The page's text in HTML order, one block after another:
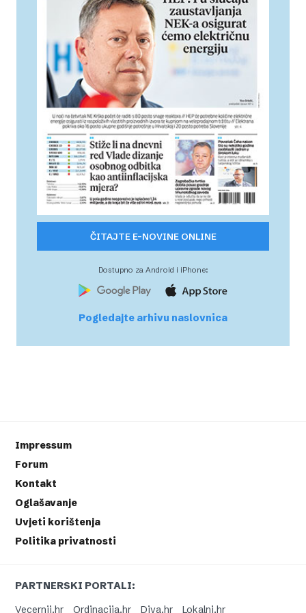
ČITAJTE E-NOVINE ONLINE
Dostupno za Android i iPhone:
Pogledajte arhivu naslovnica
Impressum
Forum
Kontakt
Oglašavanje
Uvjeti korištenja
Politika privatnosti
PARTNERSKI PORTALI:
Vecernji.hr
Ordinacija.hr Diva.hr Lokalni.hr